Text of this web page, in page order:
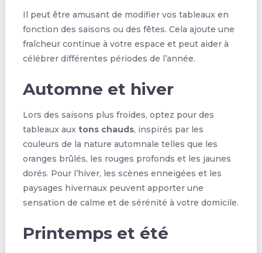
Il peut être amusant de modifier vos tableaux en
fonction des saisons ou des fêtes. Cela ajoute une
fraîcheur continue à votre espace et peut aider à
célébrer différentes périodes de l’année.
Automne et hiver
Lors des saisons plus froides, optez pour des
tableaux aux tons chauds, inspirés par les
couleurs de la nature automnale telles que les
oranges brûlés, les rouges profonds et les jaunes
dorés. Pour l’hiver, les scènes enneigées et les
paysages hivernaux peuvent apporter une
sensation de calme et de sérénité à votre domicile.
Printemps et été